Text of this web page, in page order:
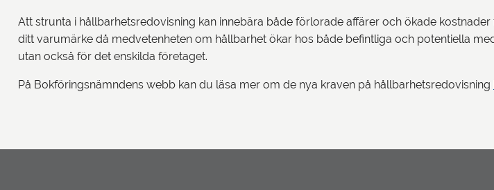
Att strunta i hållbarhetsredovisning kan innebära både förlorade affärer och ökade
ditt varumärke då medvetenheten om hållbarhet ökar hos både befintliga och potentiella
utan också för det enskilda företaget.
På Bokföringsnämndens webb kan du läsa mer om de nya kraven på hållbarhetsredovisning